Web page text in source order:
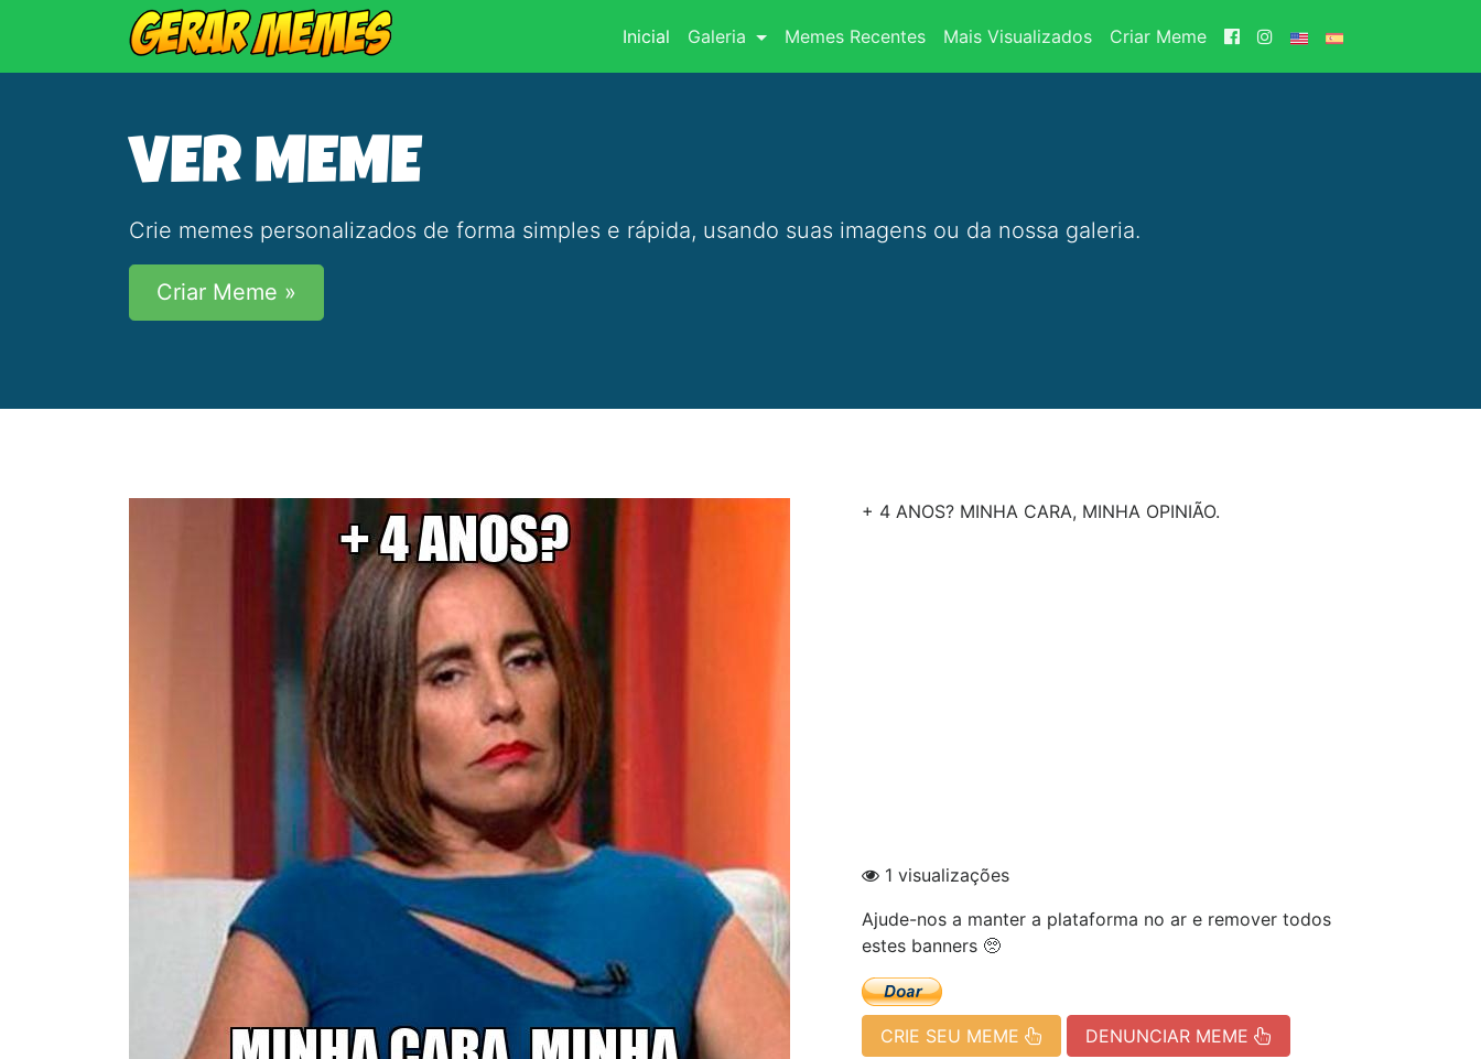
Inicial(current)
Galeria Memes Recentes Mais Visualizados Criar Meme
VER MEME
Crie memes personalizados de forma simples e rápida, usando suas imagens ou da nossa galeria.
Criar Meme »
+ 4 ANOS? MINHA CARA, MINHA OPINIÃO.
1 visualizações
Ajude-nos a manter a plataforma no ar e remover todos
estes banners 🥺
CRIE SEU MEME DENUNCIAR MEME